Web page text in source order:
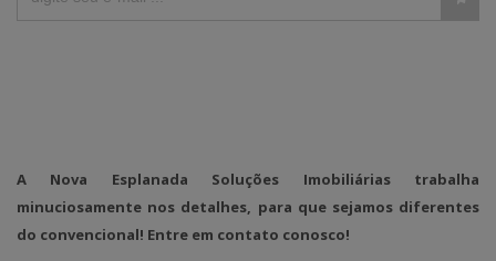
A Nova Esplanada Soluções Imobiliárias trabalha
minuciosamente nos detalhes, para que sejamos diferentes
do convencional! Entre em contato conosco!